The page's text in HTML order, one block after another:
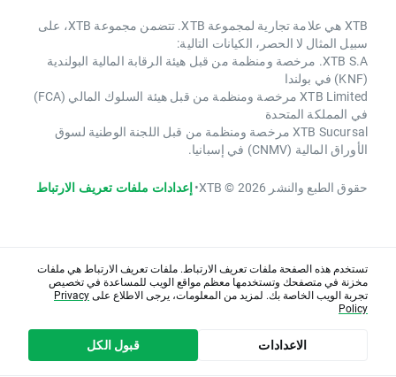
XTB هي علامة تجارية لمجموعة XTB. تتضمن مجموعة XTB، على
سبيل المثال لا الحصر، الكيانات التالية:
XTB S.A. مرخصة ومنظمة من قبل هيئة الرقابة المالية البولندية
(KNF) في بولندا
XTB Limited مرخصة ومنظمة من قبل هيئة السلوك المالي (FCA)
في المملكة المتحدة
XTB Sucursal مرخصة ومنظمة من قبل اللجنة الوطنية لسوق
الأوراق المالية (CNMV) في إسبانيا.
حقوق الطبع والنشر 2026 © XTB •إعدادات ملفات تعريف الارتباط
تستخدم هذه الصفحة ملفات تعريف الارتباط. ملفات تعريف الارتباط هي ملفات
مخزنة في متصفحك وتستخدمها معظم مواقع الويب للمساعدة في تخصيص
تجربة الويب الخاصة بك. لمزيد من المعلومات، يرجى الاطلاع علىPrivacy
Policy
الاعدادات قبول الكل